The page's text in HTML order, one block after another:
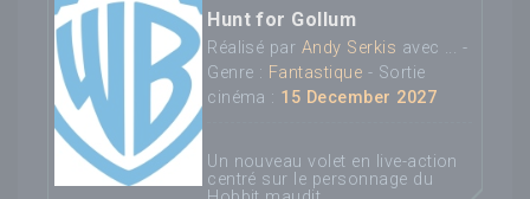
Hunt for Gollum
Réalisé par Andy Serkis avec ... -
Genre : Fantastique - Sortie
cinéma : 15 December 2027
Un nouveau volet en live-action
centré sur le personnage du